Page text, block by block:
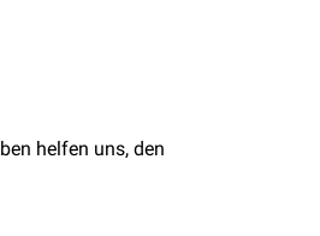
helfen uns, den